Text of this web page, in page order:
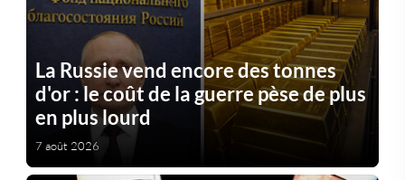
La Russie vend encore des tonnes
d'or : le coût de la guerre pèse de plus
en plus lourd
7 août 2026